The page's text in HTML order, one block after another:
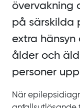
övervakning
på särskilda
extra hänsyn
ålder och
personer
När